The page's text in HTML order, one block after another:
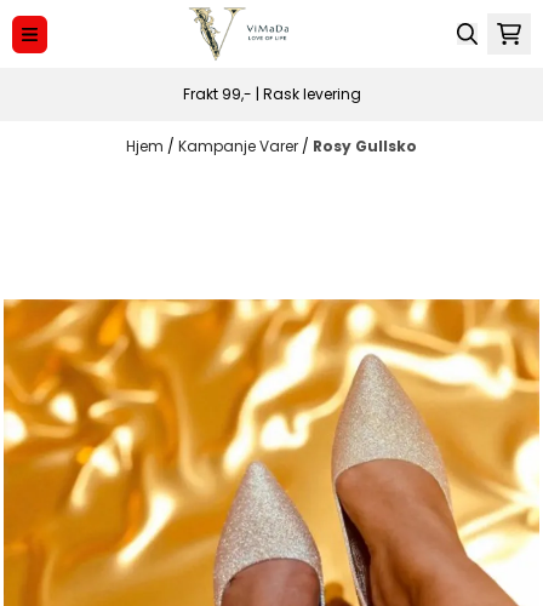
Hopp til innhold
Frakt 99,- | Rask levering
Hjem / Kampanje Varer / Rosy Gullsko